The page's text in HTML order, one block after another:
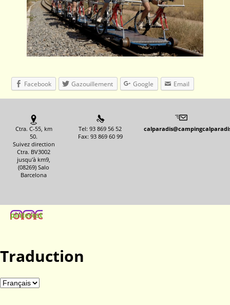
Facebook Gazouillement Google Email
Ctra. C-55, km
50.
Suivez direction
Ctra. BV3002
jusqu'à km9,
(08269) Salo
Barcelona
Tel: 93 869 56 52
Fax: 93 869 60 99
pinterest
Traduction